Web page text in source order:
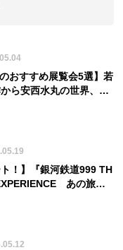
おすすめ展覧会5選】若
ら安西水丸の世界、そ
ト！】『銀河鉄道999 TH
あの旅